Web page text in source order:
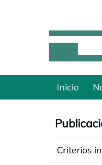
Inicio
Criterios